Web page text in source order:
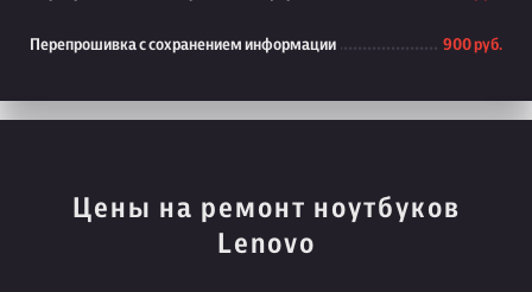
Перепрошивка с сохранением информации 900 руб.
Цены на ремонт ноутбуков
Lenovo